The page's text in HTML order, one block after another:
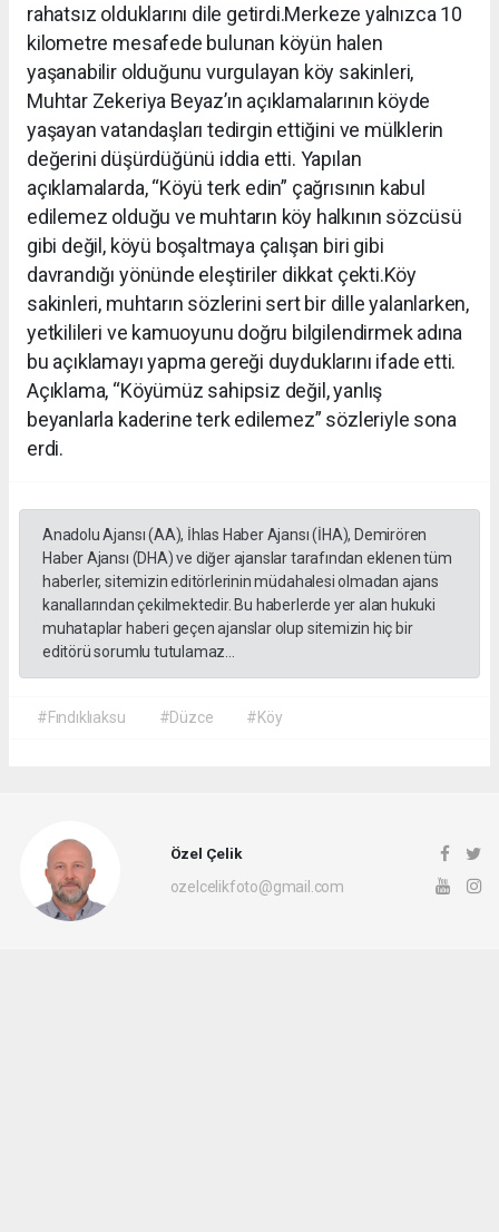
rahatsız olduklarını dile getirdi.Merkeze yalnızca 10
kilometre mesafede bulunan köyün halen
yaşanabilir olduğunu vurgulayan köy sakinleri,
Muhtar Zekeriya Beyaz’ın açıklamalarının köyde
yaşayan vatandaşları tedirgin ettiğini ve mülklerin
değerini düşürdüğünü iddia etti. Yapılan
açıklamalarda, “Köyü terk edin” çağrısının kabul
edilemez olduğu ve muhtarın köy halkının sözcüsü
gibi değil, köyü boşaltmaya çalışan biri gibi
davrandığı yönünde eleştiriler dikkat çekti.Köy
sakinleri, muhtarın sözlerini sert bir dille yalanlarken,
yetkilileri ve kamuoyunu doğru bilgilendirmek adına
bu açıklamayı yapma gereği duyduklarını ifade etti.
Açıklama, “Köyümüz sahipsiz değil, yanlış
beyanlarla kaderine terk edilemez” sözleriyle sona
erdi.
Anadolu Ajansı (AA), İhlas Haber Ajansı (İHA), Demirören
Haber Ajansı (DHA) ve diğer ajanslar tarafından eklenen tüm
haberler, sitemizin editörlerinin müdahalesi olmadan ajans
kanallarından çekilmektedir. Bu haberlerde yer alan hukuki
muhataplar haberi geçen ajanslar olup sitemizin hiç bir
editörü sorumlu tutulamaz...
#Fındıklıaksu #Düzce #Köy
Özel Çelik
ozelcelikfoto@gmail.com